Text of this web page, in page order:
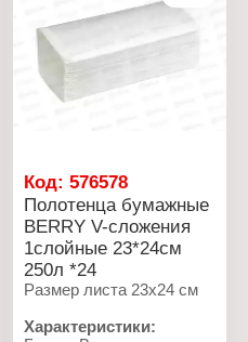
рулон
Состав: 100%
целлюлоза
Код:576578
Полотенца бумажные
BERRY V-сложения
1слойные 23*24см
250л *24
Размер листа 23х24 см
Характеристики: